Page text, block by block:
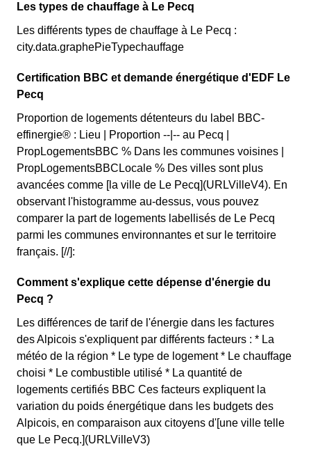
Les types de chauffage à Le Pecq
Les différents types de chauffage à Le Pecq :
city.data.graphePieTypechauffage
Certification BBC et demande énergétique d'EDF Le
Pecq
Proportion de logements détenteurs du label BBC-
effinergie® : Lieu | Proportion --|-- au Pecq |
PropLogementsBBC % Dans les communes voisines |
PropLogementsBBCLocale % Des villes sont plus
avancées comme [la ville de Le Pecq](URLVilleV4). En
observant l'histogramme au-dessus, vous pouvez
comparer la part de logements labellisés de Le Pecq
parmi les communes environnantes et sur le territoire
français. [//]:
Comment s'explique cette dépense d'énergie du
Pecq ?
Les différences de tarif de l'énergie dans les factures
des Alpicois s'expliquent par différents facteurs : * La
météo de la région * Le type de logement * Le chauffage
choisi * Le combustible utilisé * La quantité de
logements certifiés BBC Ces facteurs expliquent la
variation du poids énergétique dans les budgets des
Alpicois, en comparaison aux citoyens d'[une ville telle
que Le Pecq.](URLVilleV3)